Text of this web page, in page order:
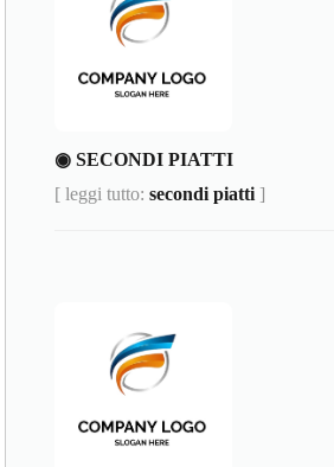
◉ SECONDI PIATTI
[ leggi tutto:secondi piatti ]